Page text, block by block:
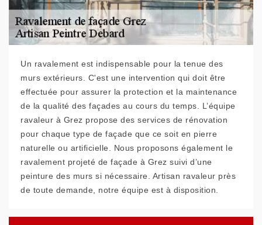
Un ravalement est indispensable pour la tenue des
murs extérieurs. C'est une intervention qui doit être
effectuée pour assurer la protection et la maintenance
de la qualité des façades au cours du temps. L’équipe
ravaleur à Grez propose des services de rénovation
pour chaque type de façade que ce soit en pierre
naturelle ou artificielle. Nous proposons également le
ravalement projeté de façade à Grez suivi d’une
peinture des murs si nécessaire. Artisan ravaleur près
de toute demande, notre équipe est à disposition.